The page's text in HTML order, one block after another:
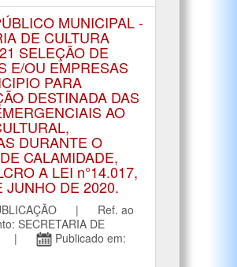
MUNICIPAL -
DE CULTURA
SELEÇÃO DE
E/OU EMPRESAS
PARA
DESTINADA DAS
AO
DURANTE O
CALAMIDADE,
A LEI n°14.017,
JUNHO DE 2020.
| Ref. ao
SECRETARIA DE
|
Publicado em: